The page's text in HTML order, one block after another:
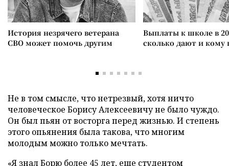
История незрячего ветерана
СВО может помочь другим
Выплаты к школе в
сколько дают и
Не в том смысле, что нетрезвый, хотя ничто
человеческое Борису Алексеевичу не было чуждо.
Он был пьян от восторга перед жизнью. И степень
этого опьянения была такова, что многим
молодым можно только мечтать.
«Я знал Борю более 45 лет, еще студентом